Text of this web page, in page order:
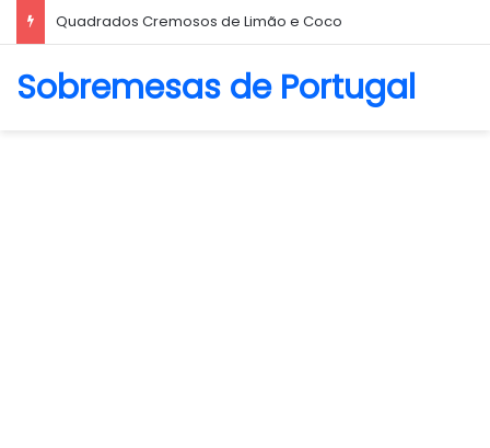
Quadrados Cremosos de Limão e Coco
Sobremesas de Portugal